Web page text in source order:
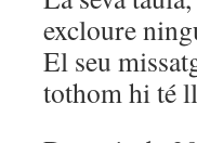
excloure
El seu
tothom hi té